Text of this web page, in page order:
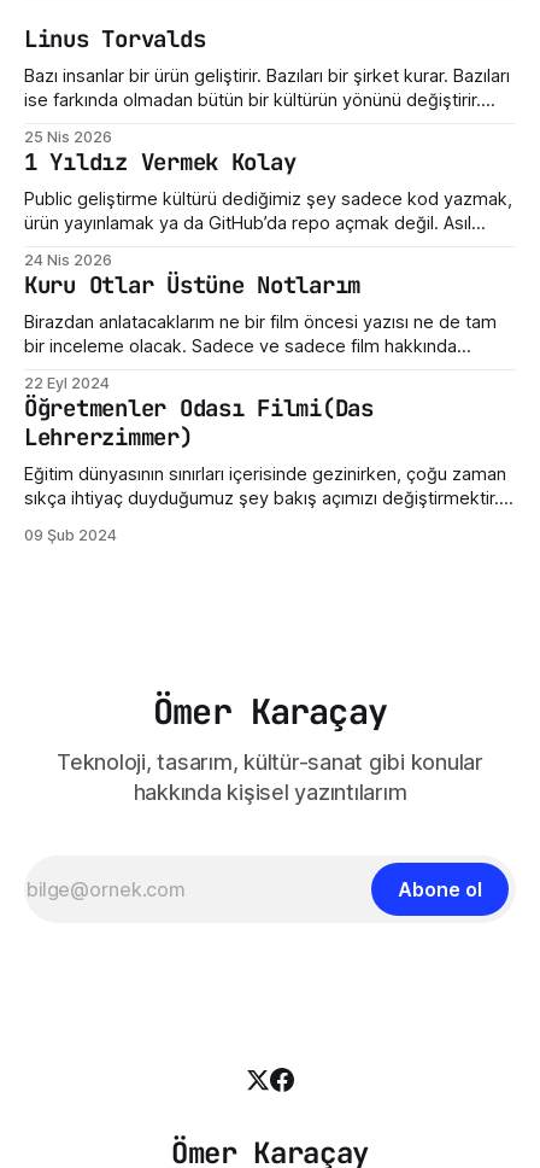
Linus Torvalds
Bazı insanlar bir ürün geliştirir. Bazıları bir şirket kurar. Bazıları
ise farkında olmadan bütün bir kültürün yönünü değiştirir.
şey sadece bir işletim sistemi çekirdeği değil. Sunucuların,
telefonların, gömülü sistemlerin, süper bilgisayarların,
geliştirici araçlarının ve modern internet altyapısının sessiz
taşıyıcılarından biri. Ama hikayenin
25 Nis 2026
1 Yıldız Vermek Kolay
Public geliştirme kültürü dediğimiz şey sadece kod yazmak,
ürün yayınlamak ya da GitHub’da repo açmak değil. Asıl
gördüğümüzde ne yaptığımız. Eksik bir özellik fark
ettiğimizde nasıl konuştuğumuz. Bir geliştiricinin henüz
olgunlaşmamış fikrine verdiğimiz tepki. Maalesef bizde çoğu
zaman bu kültür destek
24 Nis 2026
Kuru Otlar Üstüne Notlarım
Birazdan anlatacaklarım ne bir film öncesi yazısı ne de tam
bir inceleme olacak. Sadece ve sadece film hakkında
Ceylan'ın son filmi "Kuru Otlar Üstüne" filmini izledim ve filmin
etkisi üzerimdeyken bir şeyler karalamak istedim. Açıkçası,
bu film beni
22 Eyl 2024
Öğretmenler Odası Filmi(Das
Lehrerzimmer)
Eğitim dünyasının sınırları içerisinde gezinirken, çoğu zaman
sıkça ihtiyaç duyduğumuz şey bakış açımızı değiştirmektir.
Öğretmenler Odası filmi, gerçek bir öğretmen odasının iç
09 Şub 2024
Ömer Karaçay
Teknoloji, tasarım, kültür-sanat gibi konular
hakkında kişisel yazıntılarım
Abone ol
Ömer Karaçay